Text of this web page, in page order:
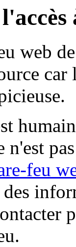
web
n'est
feu